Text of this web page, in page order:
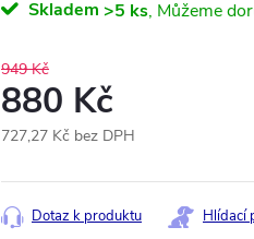
Skladem >5 ks
949 Kč
880 Kč
727,27 Kč bez DPH
cena:
Dotaz k produktu Hlídací